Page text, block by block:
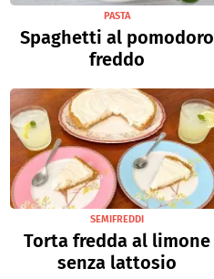
PASTA
Spaghetti al pomodoro
freddo
SEMIFREDDI
Torta fredda al limone
senza lattosio